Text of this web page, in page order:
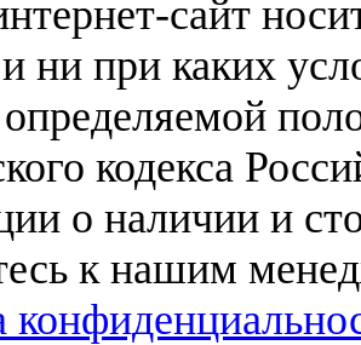
сайт
ни при каких
кодекса
о наличии и
к нашим